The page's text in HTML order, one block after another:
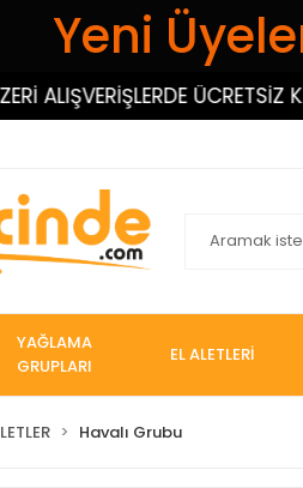
Yeni
ÜCRETSİZ
YAĞLAMA
GRUPLARI
EL ALETLERİ
Havalı Grubu